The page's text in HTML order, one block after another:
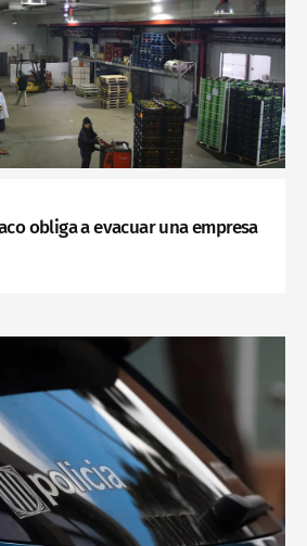
obliga a evacuar una empresa